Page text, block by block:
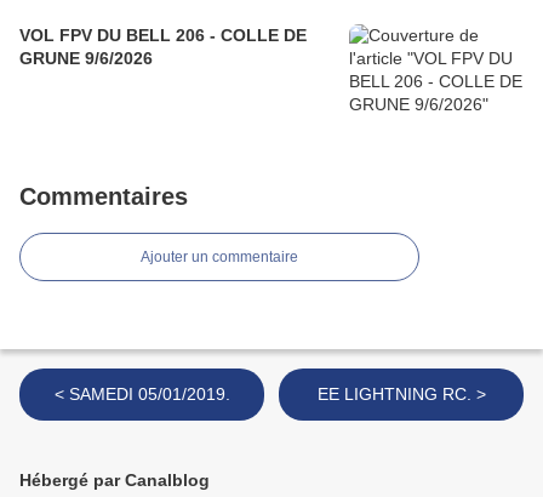
VOL FPV DU BELL 206 - COLLE DE
GRUNE 9/6/2026
Commentaires
Ajouter un commentaire
< SAMEDI 05/01/2019. EE LIGHTNING RC. >
Hébergé par Canalblog